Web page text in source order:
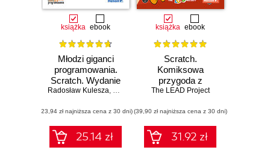
książka ebook
Młodzi giganci
programowania.
Scratch. Wydanie
II
Radosław Kulesza, Sebastian Langa,Dawid Leśniakiewicz
(23,94 zł najniższa cena z 30 dni)
25.14 zł
książka ebook
Scratch.
Komiksowa
przygoda z
programowaniem.
The LEAD Project
(39,90 zł najniższa cena z 30 dni)
31.92 zł